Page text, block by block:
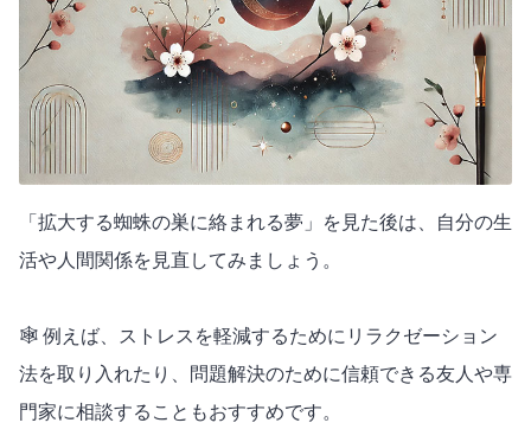
「拡大する蜘蛛の巣に絡まれる夢」を見た後は、自分の生
活や人間関係を見直してみましょう。
🕸️ 例えば、ストレスを軽減するためにリラクゼーション
法を取り入れたり、問題解決のために信頼できる友人や専
門家に相談することもおすすめです。